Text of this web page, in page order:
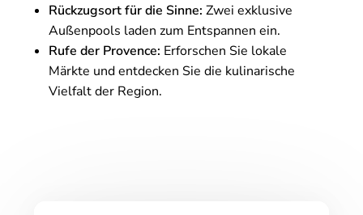
Rückzugsort für die Sinne: Zwei exklusive
Außenpools laden zum Entspannen ein.
Rufe der Provence: Erforschen Sie lokale
Märkte und entdecken Sie die kulinarische
Vielfalt der Region.